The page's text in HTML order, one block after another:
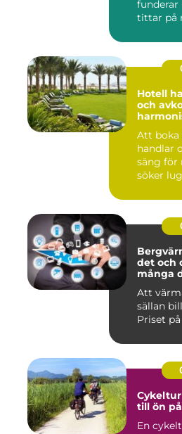
funderar
tittar på
Hotell halland
och
Att boka
handlar
säng för
söker
det och
många
Att
sällan
Priset
Cykeltur
till ön
En